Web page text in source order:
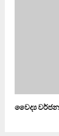
වෛද්‍ය